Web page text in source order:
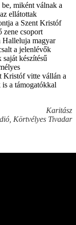
miként válnak a
ellátottak
a Szent Kristóf
zene csoport
Halleluja magyar
a jelenlévők
saját készítésű
Kristóf vitte vállán a
a támogatókkal
Karitász
Körtvélyes Tivadar